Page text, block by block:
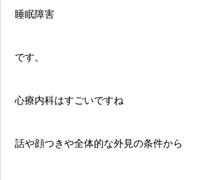
睡眠障害
です。
心療内科はすごいですね
話や顔つきや全体的な外見の条件から